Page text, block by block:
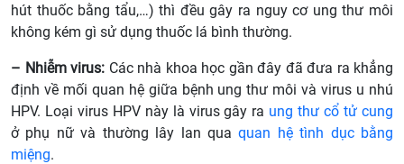
hút thuốc bằng tẩu,…) thì đều gây ra nguy cơ ung thư môi
không kém gì sử dụng thuốc lá bình thường.
– Nhiễm virus: Các nhà khoa học gần đây đã đưa ra khẳng
định về mối quan hệ giữa bệnh ung thư môi và virus u nhú
HPV. Loại virus HPV này là virus gây ra ung thư cổ tử cung
ở phụ nữ và thường lây lan quaquan hệ tình dục bằng
miệng.